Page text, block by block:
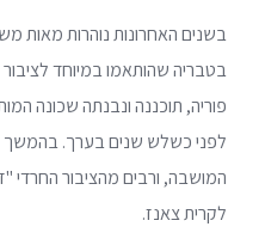
בשנים האחרונות נוהרות מאות
בטבריה שהותאמו במיוחד
פוריה, תוכננה ונבנתה שכונה
לפני כשלש שנים בערך. בהמשך
המושבה, ורבים מהציבור החרדי
לקרית צאנז.